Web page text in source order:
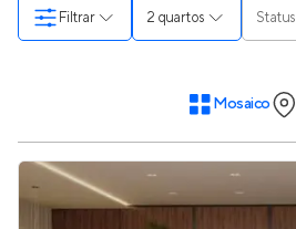
2 quartos Status
Filtrar
Mosaico